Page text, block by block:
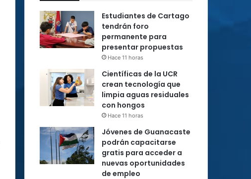
Estudiantes de Cartago
tendrán foro
permanente para
presentar propuestas
Hace 11 horas
Científicas de la UCR
crean tecnología que
limpia aguas residuales
con hongos
Hace 11 horas
Jóvenes de Guanacaste
podrán capacitarse
gratis para acceder a
nuevas oportunidades
de empleo